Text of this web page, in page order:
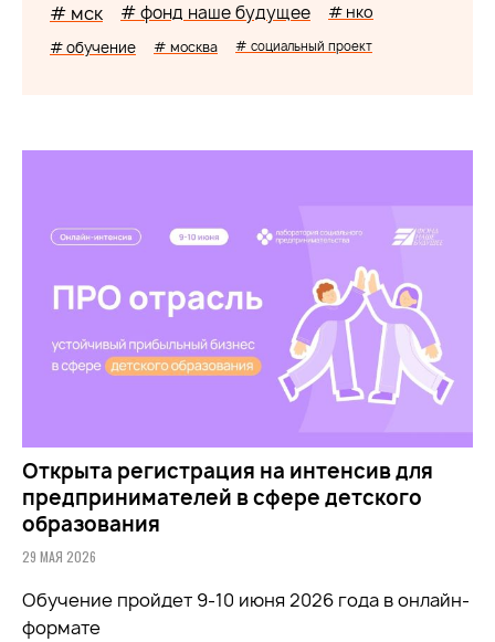
# мск # фонд наше будущее # нко
# обучение # москва # социальный проект
Открыта регистрация на интенсив для
предпринимателей в сфере детского
образования
29 МАЯ 2026
Обучение пройдет 9-10 июня 2026 года в онлайн-
формате